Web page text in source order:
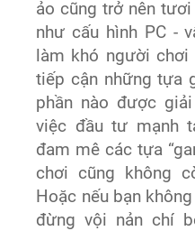
ảo cũng trở nên
như cấu hình PC -
làm khó người
tiếp cận những tựa
phần nào được
việc đầu tư mạnh
đam mê các tựa
chơi cũng không
Hoặc nếu bạn
đừng vội nản chí